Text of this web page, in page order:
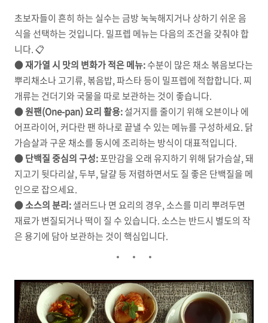
초보자들이 흔히 하는 실수는 금방 눅눅해지거나 상하기 쉬운 음
식을 선택하는 것입니다. 밀프렙 메뉴는 다음의 조건을 갖춰야 합
니다. 📋
●재가열 시 맛의 변화가 적은 메뉴:수분이 많은 채소 볶음보다는
뿌리채소나 고기류, 볶음밥, 파스타 등이 밀프렙에 적합합니다. 찌
개류는 건더기와 국물을 따로 보관하는 것이 좋습니다.
●원팬(One-pan) 요리 활용:설거지를 줄이기 위해 오븐이나 에
어프라이어, 커다란 팬 하나로 끝낼 수 있는 메뉴를 구성하세요. 닭
가슴살과 구운 채소를 동시에 조리하는 방식이 대표적입니다.
●단백질 중심의 구성:포만감을 오래 유지하기 위해 닭가슴살, 돼
지고기 뒷다리살, 두부, 달걀 등 저렴하면서도 질 좋은 단백질을 메
인으로 잡으세요.
●소스의 분리:샐러드나 면 요리의 경우, 소스를 미리 뿌려두면
재료가 변질되거나 떡이 질 수 있습니다. 소스는 반드시 별도의 작
은 용기에 담아 보관하는 것이 핵심입니다.